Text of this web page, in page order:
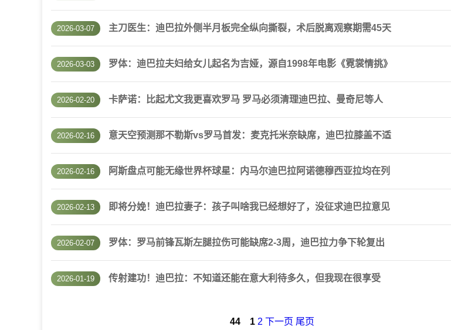
2026-03-07 主刀医生：迪巴拉外侧半月板完全纵向撕裂，术后脱离观察期需45天
2026-03-03 罗体：迪巴拉夫妇给女儿起名为吉娅，源自1998年电影《霓裳情挑》
2026-02-20 卡萨诺：比起尤文我更喜欢罗马 罗马必须清理迪巴拉、曼奇尼等人
2026-02-16 意天空预测那不勒斯vs罗马首发：麦克托米奈缺席，迪巴拉膝盖不适
2026-02-16 阿斯盘点可能无缘世界杯球星：内马尔迪巴拉阿诺德穆西亚拉均在列
2026-02-13 即将分娩！迪巴拉妻子：孩子叫啥我已经想好了，没征求迪巴拉意见
2026-02-07 罗体：罗马前锋瓦斯左腿拉伤可能缺席2-3周，迪巴拉力争下轮复出
2026-01-19 传射建功！迪巴拉：不知道还能在意大利待多久，但我现在很享受
44 1 2 下一页 尾页